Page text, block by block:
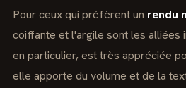
Pour ceux qui préfèrent un rendu
coiffante et l'argile sont les alliées
en particulier, est très appréciée
elle apporte du volume et de la